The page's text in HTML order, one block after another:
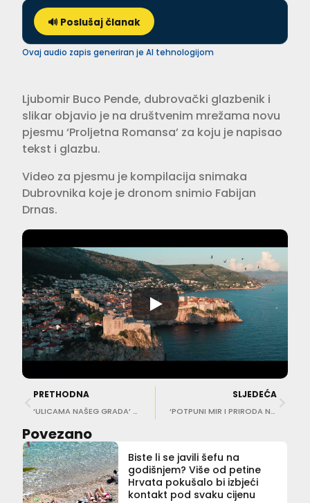
🔊 Poslušaj članak
Ovaj audio zapis generiran je AI tehnologijom
Ljubomir Buco Pende, dubrovački glazbenik i
slikar objavio je na društvenim mrežama novu
pjesmu ‘Proljetna Romansa’ za koju je napisao
tekst i glazbu.
Video za pjesmu je kompilacija snimaka
Dubrovnika koje je dronom snimio Fabijan
Drnas.
PRETHODNA
‘ULICAMA NAŠEG GRADA’ U petak Noć Ploča uz Jolu
SLJEDEĆA
‘POTPUNI MIR I PRIRODA NA DLANU’ Kristijan Iličić odmara na otoku Olipa
Povezano
Biste li se javili šefu na
godišnjem? Više od petine
Hrvata pokušalo bi izbjeći
kontakt pod svaku cijenu